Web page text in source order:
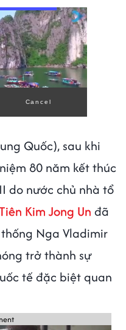
Quốc), sau khi
80 năm kết thúc
do nước chủ nhà tổ
Kim Jong Un đã
Nga Vladimir
trở thành sự
tế đặc biệt quan